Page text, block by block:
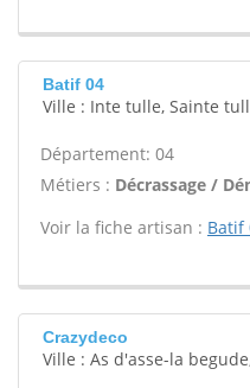
Batif 04
Ville : Inte tulle, Sainte
Département: 04
Métiers : Décrassage /
Voir la fiche artisan : Batif
Crazydeco
Ville : As d'asse-la